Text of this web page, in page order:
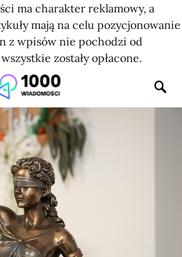
ma charakter reklamowy, a
mają na celu pozycjonowanie
z wpisów nie pochodzi od
zostały opłacone.